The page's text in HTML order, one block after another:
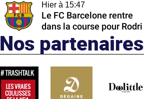
Hier à 15:47
Le FC Barcelone rentre
dans la course pour Rodri
Nos partenaires